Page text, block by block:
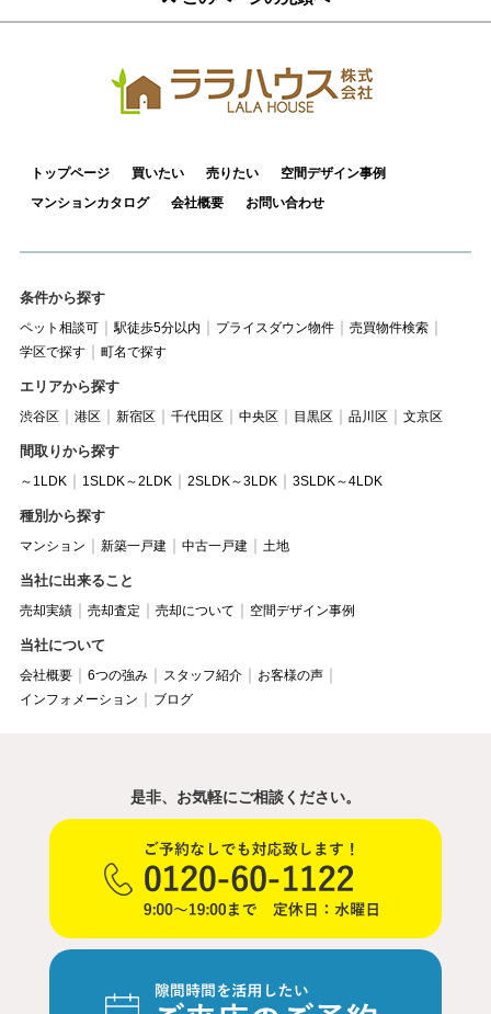
トップページ 買いたい 売りたい
空間デザイン事例
マンションカタログ
会社概要 お問い合わせ
条件から探す
ペット相談可 駅徒歩5分以内 プライスダウン物件
売買物件検索
学区で探す
町名で探す
エリアから探す
渋谷区 港区 新宿区 千代田区 中央区 目黒区 品川区 文京区
間取りから探す
～1LDK 1SLDK～2LDK 2SLDK～3LDK 3SLDK～4LDK
種別から探す
マンション 新築一戸建 中古一戸建 土地
当社に出来ること
売却実績 売却査定 売却について 空間デザイン事例
当社について
会社概要 6つの強み スタッフ紹介
お客様の声
インフォメーション
ブログ
是非、お気軽にご相談ください。